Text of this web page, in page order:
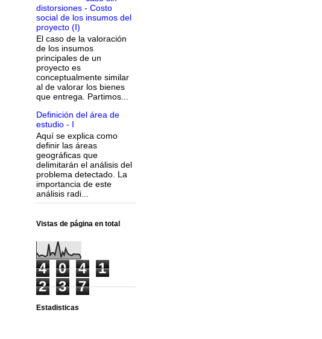
distorsiones - Costo
social de los insumos del
proyecto (I)
El caso de la valoración
de los insumos
principales de un
proyecto es
conceptualmente similar
al de valorar los bienes
que entrega. Partimos...
Definición del área de
estudio - I
Aquí se explica como
definir las áreas
geográficas que
delimitarán el análisis del
problema detectado. La
importancia de este
análisis radi...
Vistas de página en total
4 0 4
1
2
3 7
Estadisticas